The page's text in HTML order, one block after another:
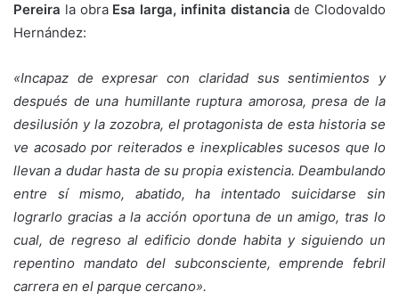
Pereira la obra Esa larga, infinita distancia de Clodovaldo
Hernández:
«Incapaz de expresar con claridad sus sentimientos y
después de una humillante ruptura amorosa, presa de la
desilusión y la zozobra, el protagonista de esta historia se
ve acosado por reiterados e inexplicables sucesos que lo
llevan a dudar hasta de su propia existencia. Deambulando
entre sí mismo, abatido, ha intentado suicidarse sin
lograrlo gracias a la acción oportuna de un amigo, tras lo
cual, de regreso al edificio donde habita y siguiendo un
repentino mandato del subconsciente, emprende febril
carrera en el parque cercano».